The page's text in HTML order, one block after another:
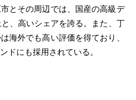
とその周辺では、国産の高級デ
、高いシェアを誇る。また、丁
海外でも高い評価を得ており、
ドにも採用されている。